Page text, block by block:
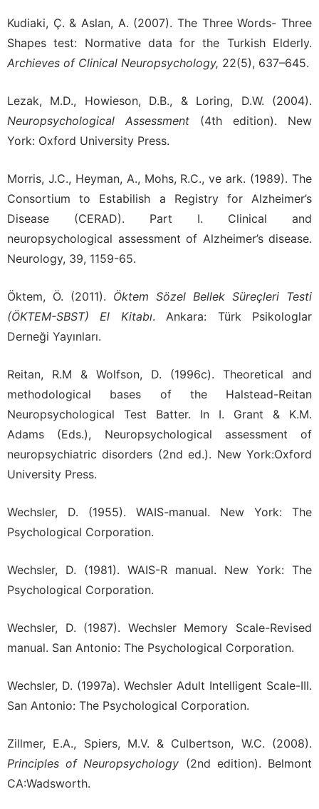
Kudiaki, Ç. & Aslan, A. (2007). The Three Words- Three
Shapes test: Normative data for the Turkish Elderly.
Archieves of Clinical Neuropsychology, 22(5), 637–645.
Lezak, M.D., Howieson, D.B., & Loring, D.W. (2004).
Neuropsychological Assessment (4th edition). New
York: Oxford University Press.
Morris, J.C., Heyman, A., Mohs, R.C., ve ark. (1989). The
Consortium to Estabilish a Registry for Alzheimer’s
Disease (CERAD). Part I. Clinical and
neuropsychological assessment of Alzheimer’s disease.
Neurology, 39, 1159-65.
Öktem, Ö. (2011). Öktem Sözel Bellek Süreçleri Testi
(ÖKTEM-SBST) El Kitabı. Ankara: Türk Psikologlar
Derneği Yayınları.
Reitan, R.M & Wolfson, D. (1996c). Theoretical and
methodological bases of the Halstead-Reitan
Neuropsychological Test Batter. In I. Grant & K.M.
Adams (Eds.), Neuropsychological assessment of
neuropsychiatric disorders (2nd ed.). New York:Oxford
University Press.
Wechsler, D. (1955). WAIS-manual. New York: The
Psychological Corporation.
Wechsler, D. (1981). WAIS-R manual. New York: The
Psychological Corporation.
Wechsler, D. (1987). Wechsler Memory Scale-Revised
manual. San Antonio: The Psychological Corporation.
Wechsler, D. (1997a). Wechsler Adult Intelligent Scale-III.
San Antonio: The Psychological Corporation.
Zillmer, E.A., Spiers, M.V. & Culbertson, W.C. (2008).
Principles of Neuropsychology (2nd edition). Belmont
CA:Wadsworth.